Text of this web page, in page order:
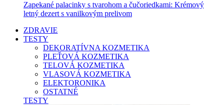
Zapekané palacinky s tvarohom a čučoriedkami: Krémový
letný dezert s vanilkovým prelivom
ZDRAVIE
TESTY
DEKORATÍVNA KOZMETIKA
PLEŤOVÁ KOZMETIKA
TELOVÁ KOZMETIKA
VLASOVÁ KOZMETIKA
ELEKTORONIKA
OSTATNÉ
TESTY